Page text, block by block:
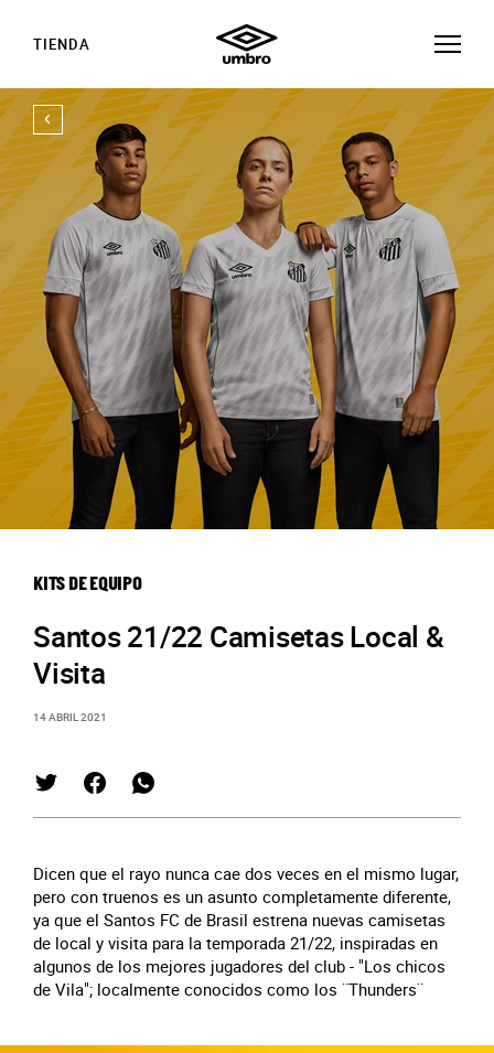
TIENDA
KITS DE EQUIPO
Santos 21/22 Camisetas Local &
Visita
14 ABRIL 2021
Dicen que el rayo nunca cae dos veces en el mismo lugar,
pero con truenos es un asunto completamente diferente,
ya que el Santos FC de Brasil estrena nuevas camisetas
de local y visita para la temporada 21/22, inspiradas en
algunos de los mejores jugadores del club - "Los chicos
de Vila"; localmente conocidos como los ¨Thunders¨